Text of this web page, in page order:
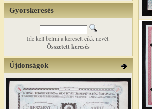
Gyorskeresés
Ide kell beírni a keresett cikk nevét.
Összetett keresés
Újdonságok